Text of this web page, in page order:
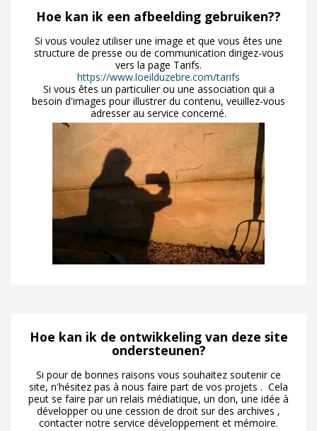
Hoe kan ik een afbeelding gebruiken??
Si vous voulez utiliser une image et que vous êtes une
structure de presse ou de communication dirigez-vous
vers la page Tarifs.
https://www.loeilduzebre.com/tarifs
Si vous êtes un particulier ou une association qui a
besoin d'images pour illustrer du contenu, veuillez-vous
adresser au service concerné.
Hoe kan ik de ontwikkeling van deze site
ondersteunen?
Si pour de bonnes raisons vous souhaitez soutenir ce
site, n'hésitez pas à nous faire part de vos projets . Cela
peut se faire par un relais médiatique, un don, une idée à
développer ou une cession de droit sur des archives ,
contacter notre service développement et mémoire.